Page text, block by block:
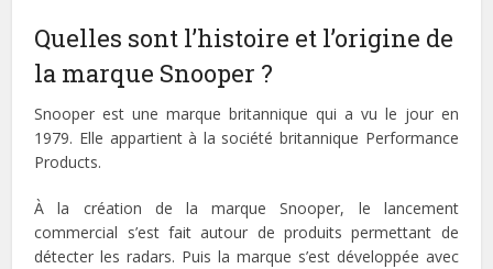
Quelles sont l’histoire et l’origine de
la marque Snooper ?
Snooper est une marque britannique qui a vu le jour en
1979. Elle appartient à la société britannique Performance
Products.
À la création de la marque Snooper, le lancement
commercial s’est fait autour de produits permettant de
détecter les radars. Puis la marque s’est développée avec